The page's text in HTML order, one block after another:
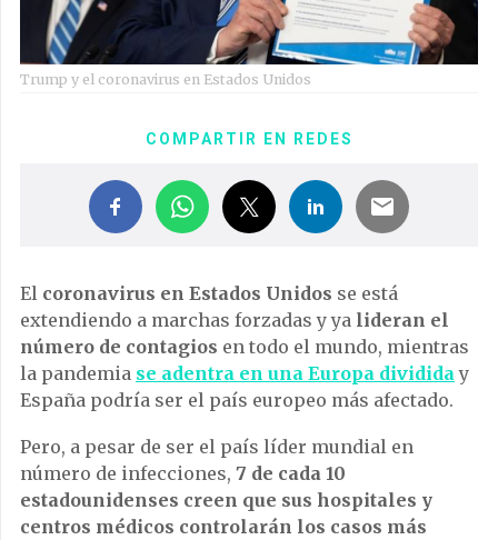
Trump y el coronavirus en Estados Unidos
COMPARTIR EN REDES
El coronavirus en Estados Unidos se está
extendiendo a marchas forzadas y ya lideran el
número de contagios en todo el mundo, mientras
la pandemia se adentra en una Europa divididay
España podría ser el país europeo más afectado.
Pero, a pesar de ser el país líder mundial en
número de infecciones, 7 de cada 10
estadounidenses creen que sus hospitales y
centros médicos controlarán los casos más